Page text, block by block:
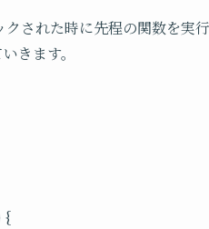
クされた時に先程の関数を
きます。
{